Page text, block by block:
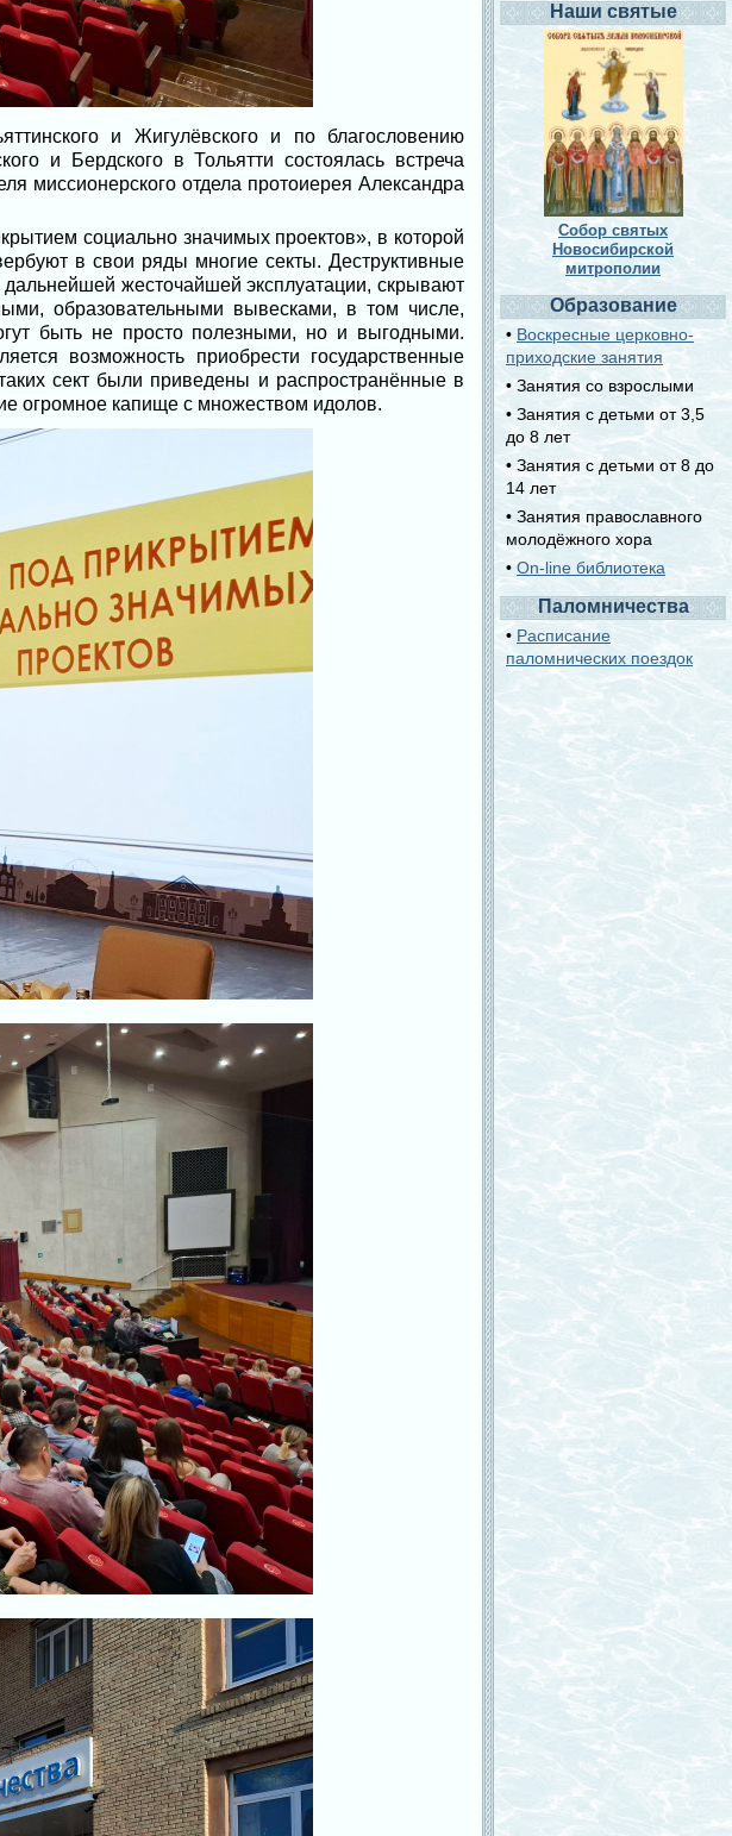
и Жигулёвского и по благословению
и Бердского в Тольятти состоялась встреча
миссионерского отдела протоиерея Александра
социально значимых проектов», в которой
в свои ряды многие секты. Деструктивные
жесточайшей эксплуатации, скрывают
образовательными вывесками, в том числе,
быть не просто полезными, но и выгодными.
возможность приобрести государственные
сект были приведены и распространённые в
огромное капище с множеством идолов.
Наши святые
Собор святых
Новосибирской
митрополии
Образование
• Воскресные церковно-
приходские занятия
• Занятия со взрослыми
• Занятия с детьми от 3,5
до 8 лет
• Занятия с детьми от 8 до
14 лет
• Занятия православного
молодёжного хора
• On-line библиотека
Паломничества
• Расписание
паломнических поездок